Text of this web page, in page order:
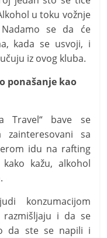
u toku vožnje
se da će
kada se usvoji, i
iz ovog kluba.
ponašanje kao
Travel“ bave se
sa
idu na rafting
kažu, alkohol
konzumacijom
razmišljaju i da se
da ste se napili i